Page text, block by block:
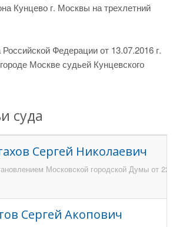
Кунцево г. Москвы на трехлетний
Федерации от 13.07.2016 г.
Москве судьей Кунцевского
суда
Сергей Николаевич
Московской городской Думы от
Сергей Акопович